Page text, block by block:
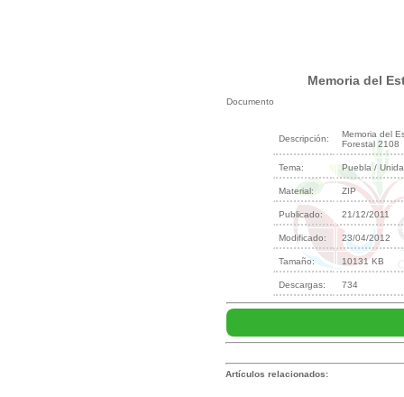
Memoria del
Documento
Descripción:
Memoria del
Forestal 2108
Tema: Puebla /
Material: ZIP
Publicado: 21/12/2011
Modificado: 23/04/2012
Tamaño: 10131 KB
Descargas: 734
Artículos relacionados: